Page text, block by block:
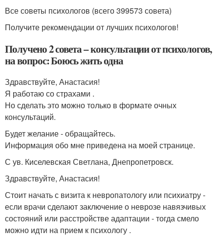
Все советы психологов (всего 399573 совета)
Получите рекомендации от лучших психологов!
Получено 2 совета – консультации от психологов,
на вопрос: Боюсь жить одна
Здравствуйте, Анастасия!
Я работаю со страхами .
Но сделать это можно только в формате очных
консультаций.
Будет желание - обращайтесь.
Информация обо мне приведена на моей странице.
С ув. Киселевская Светлана, Днепропетровск.
Здравствуйте, Анастасия!
Стоит начать с визита к невропатологу или психиатру -
если врачи сделают заключение о неврозе навязчивых
состояний или расстройстве адаптации - тогда смело
можно идти на прием к психологу .